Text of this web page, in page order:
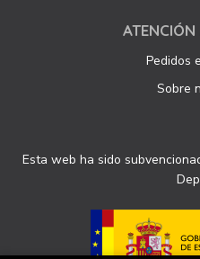
ATENCIÓN
Pedidos
Sobre
Esta web ha sido